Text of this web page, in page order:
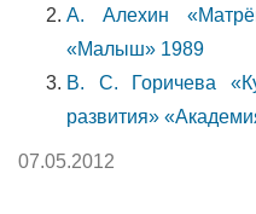
А. Алехин
«Малыш» 1989
В. С. Горичева
развития»
07.05.2012